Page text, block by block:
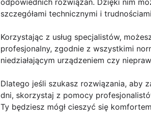
szczegółami technicznymi i
Korzystając z usług specjalistów,
profesjonalny, zgodnie z wszystkimi
niedziałającym urządzeniem czy
Dlatego jeśli szukasz rozwiązania, aby
dni, skorzystaj z pomocy
Ty będziesz mógł cieszyć się